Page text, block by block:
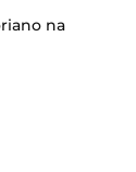
na